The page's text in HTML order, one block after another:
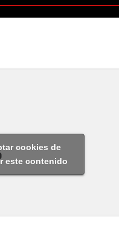
cookies de
este contenido